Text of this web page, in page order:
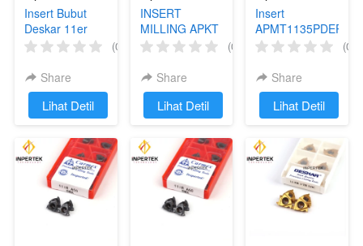
Insert Bubut
Deskar 11er
A60 Pahat Ulir
(0)
Share
`Lihat Detil
INSERT
MILLING APKT
11T304 PM
(0)
Share
`Lihat Detil
Insert
APMT1135PDER-
H2 Taegutec
(0)
Share
`Lihat Detil